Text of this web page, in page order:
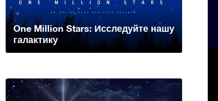
One Million Stars: Исследуйте нашу
галактику